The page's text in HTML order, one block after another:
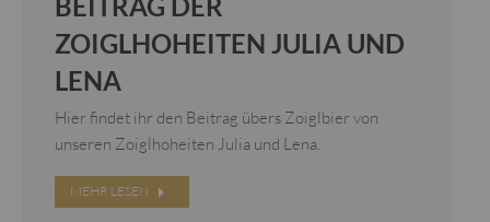
BEITRAG DER
ZOIGLHOHEITEN JULIA UND
LENA
Hier findet ihr den Beitrag übers Zoiglbier von
unseren Zoiglhoheiten Julia und Lena.
MEHR LESEN